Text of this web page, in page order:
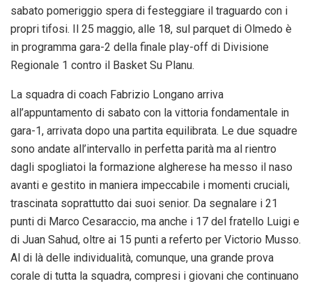
sabato pomeriggio spera di festeggiare il traguardo con i
propri tifosi. Il 25 maggio, alle 18, sul parquet di Olmedo è
in programma gara-2 della finale play-off di Divisione
Regionale 1 contro il Basket Su Planu.
La squadra di coach Fabrizio Longano arriva
all’appuntamento di sabato con la vittoria fondamentale in
gara-1, arrivata dopo una partita equilibrata. Le due squadre
sono andate all’intervallo in perfetta parità ma al rientro
dagli spogliatoi la formazione algherese ha messo il naso
avanti e gestito in maniera impeccabile i momenti cruciali,
trascinata soprattutto dai suoi senior. Da segnalare i 21
punti di Marco Cesaraccio, ma anche i 17 del fratello Luigi e
di Juan Sahud, oltre ai 15 punti a referto per Victorio Musso.
Al di là delle individualità, comunque, una grande prova
corale di tutta la squadra, compresi i giovani che continuano